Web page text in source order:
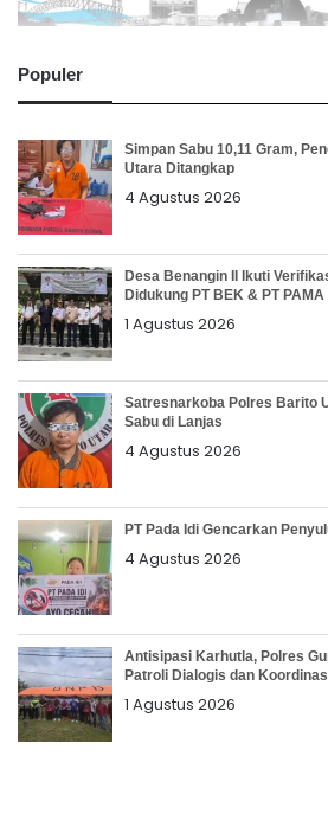
Populer
Simpan Sabu 10,11 Gram,
Utara Ditangkap
4 Agustus 2026
Desa Benangin II Ikuti
Didukung PT BEK & PT PAMA
1 Agustus 2026
Satresnarkoba Polres Barito
Sabu di Lanjas
4 Agustus 2026
PT Pada Idi Gencarkan
4 Agustus 2026
Antisipasi Karhutla, Polres
Patroli Dialogis dan
1 Agustus 2026